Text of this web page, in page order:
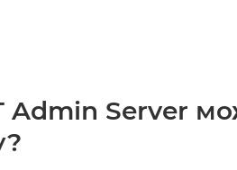
Admin Server